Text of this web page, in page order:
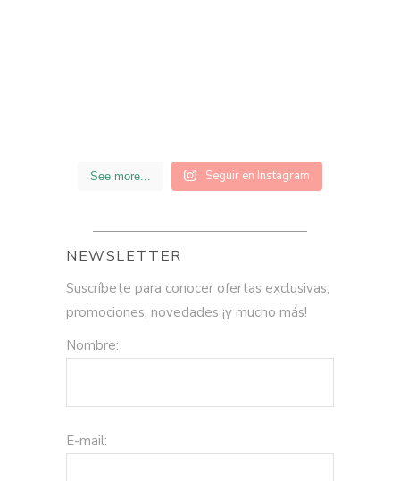
See more... Seguir en Instagram
NEWSLETTER
Suscríbete para conocer ofertas exclusivas,
promociones, novedades ¡y mucho más!
Nombre:
E-mail: